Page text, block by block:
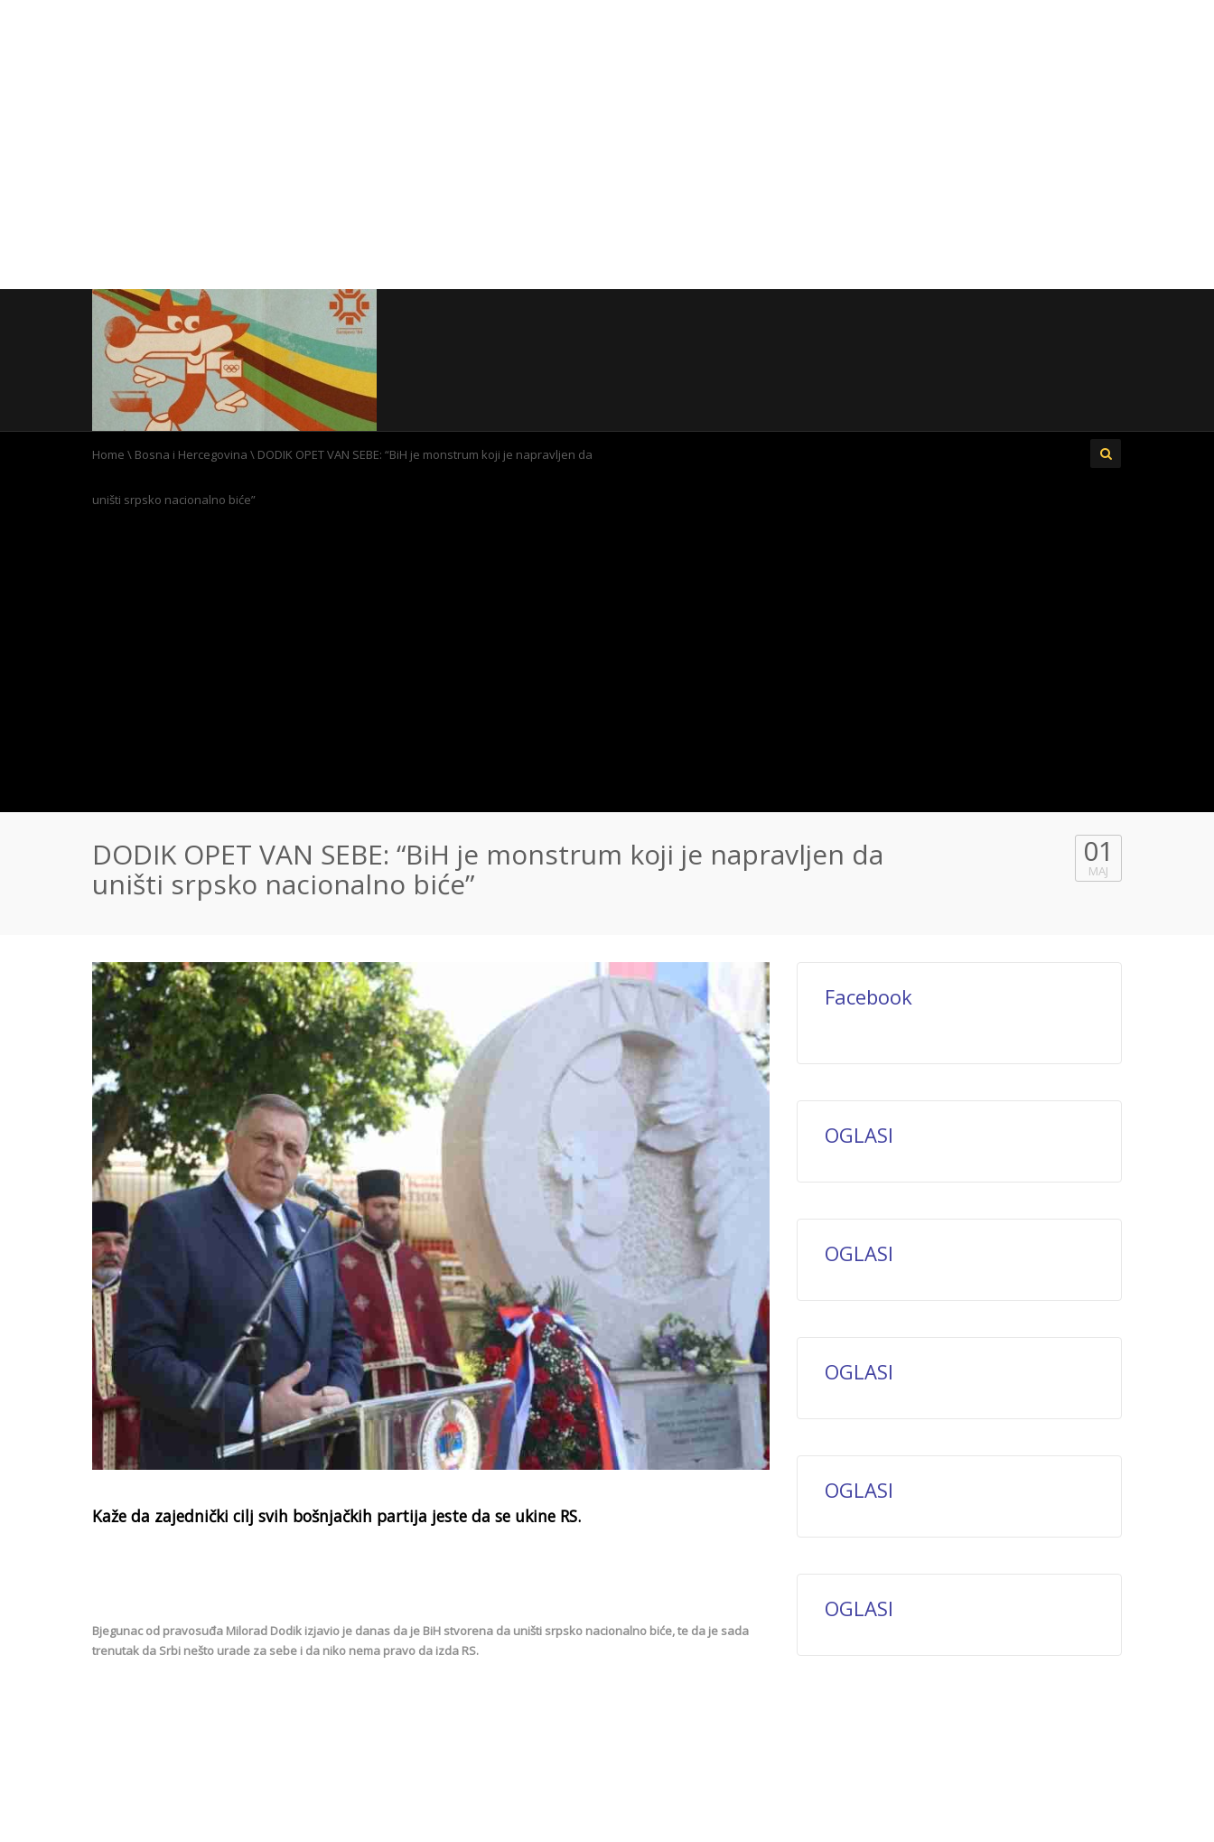
Home \ Bosna i Hercegovina \ DODIK OPET VAN SEBE: “BiH je monstrum koji je napravljen da
uništi srpsko nacionalno biće”
DODIK OPET VAN SEBE: “BiH je monstrum koji je napravljen da
uništi srpsko nacionalno biće”
01
MAJ
Kaže da zajednički cilj svih bošnjačkih partija jeste da se ukine RS.
Bjegunac od pravosuđa Milorad Dodik izjavio je danas da je BiH stvorena da uništi srpsko nacionalno biće, te da je sada
trenutak da Srbi nešto urade za sebe i da niko nema pravo da izda RS.
Facebook
OGLASI
OGLASI
OGLASI
OGLASI
OGLASI